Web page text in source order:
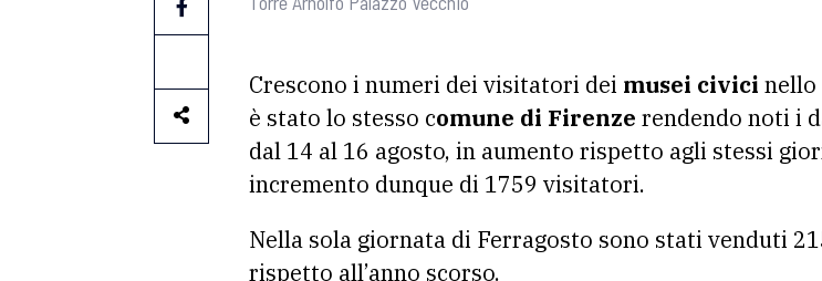
Crescono i numeri dei visitatori dei musei civici nello
è stato lo stesso comune di Firenze rendendo noti i
dal 14 al 16 agosto, in aumento rispetto agli stessi
incremento dunque di 1759 visitatori.
Nella sola giornata di Ferragosto sono stati venduti
rispetto all’anno scorso.